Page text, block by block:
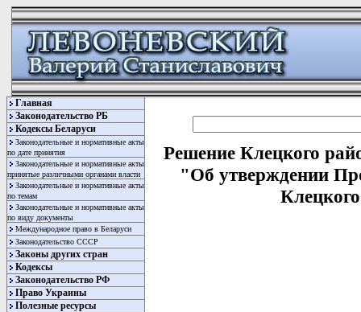
Главная
Законодательство РБ
Кодексы Беларуси
Законодательные и нормативные акты
по дате принятия
Законодательные и нормативные акты
принятые различными органами власти
Законодательные и нормативные акты
по темам
Законодательные и нормативные акты
по виду документы
Международное право в Беларуси
Законодательство СССР
Законы других стран
Кодексы
Законодательство РФ
Право Украины
Полезные ресурсы
Решение Клецкого
"Об утверждении